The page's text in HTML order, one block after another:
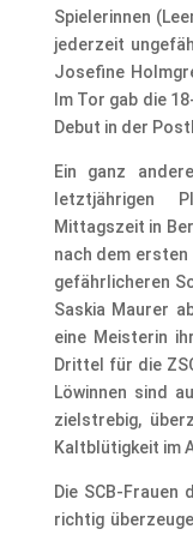
Spielerinnen
jederzeit
Josefine
Im Tor gab die
Debut in der
Ein ganz
letztjährigen
Mittagszeit in
nach dem
gefährlicheren
Saskia Maurer
eine Meisterin
Drittel für die
Löwinnen sind
zielstrebig,
Kaltblütigkeit im
Die SCB-
richtig